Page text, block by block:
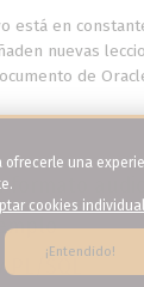
está en
nuevas
de
formato
PL/SQL
ofrecerle una
cookies
¡Entendido!